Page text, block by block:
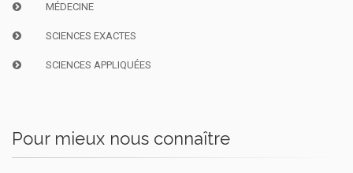
MÉDECINE
SCIENCES EXACTES
SCIENCES APPLIQUÉES
Pour mieux nous connaître